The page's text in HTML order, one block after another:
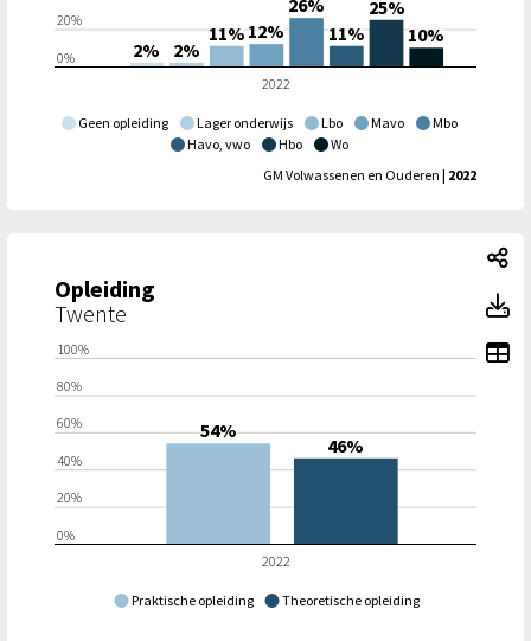
Geen opleiding Lager onderwijs Lbo Mavo
Mbo
Havo, vwo
Hbo Wo
2022
0%
20%
2% 2%
11% 12%
26%
11%
25%
10%
GM Volwassenen en Ouderen | 2022
Opleiding
Twente
Praktische opleiding Theoretische opleiding
2022
0%
20%
40%
60%
80%
100%
54%
46%